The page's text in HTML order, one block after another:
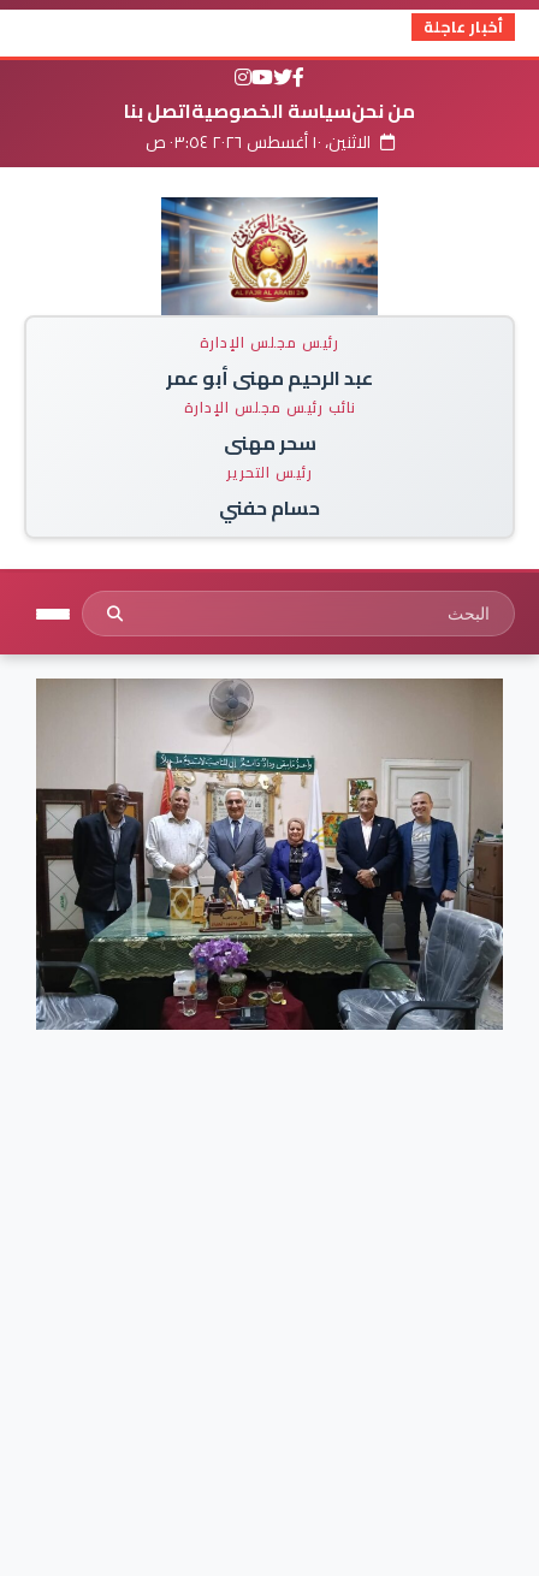
أخبار عاجلة
من نحنسياسة الخصوصيةاتصل بنا
الاثنين، ١٠ أغسطس ٢٠٢٦ ٠٣:٥٤ ص
رئيس مجلس الإدارة
عبد الرحيم مهنى أبو عمر
نائب رئيس مجلس الإدارة
سحر مهنى
رئيس التحرير
حسام حفني